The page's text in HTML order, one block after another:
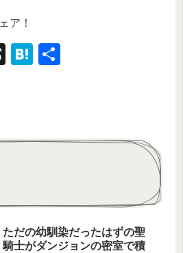
ア！
T
d
H
a
ただの幼馴染だったはずの聖
騎士がダンジョンの密室で積